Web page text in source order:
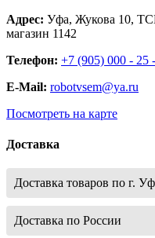
Адрес: Уфа, Жукова 10,
магазин 1142
Телефон: +7 (905) 000 - 25
E-Mail: robotvsem@ya.ru
Посмотреть на карте
Доставка
Доставка товаров по г.
Доставка по России